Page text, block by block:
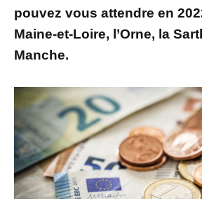
pouvez vous attendre en
Maine-et-Loire, l’Orne, la
Manche.